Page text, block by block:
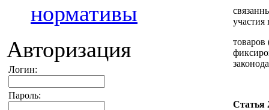
нормативы
Авторизация
Логин:
Пароль:
участия
товаров
Статья